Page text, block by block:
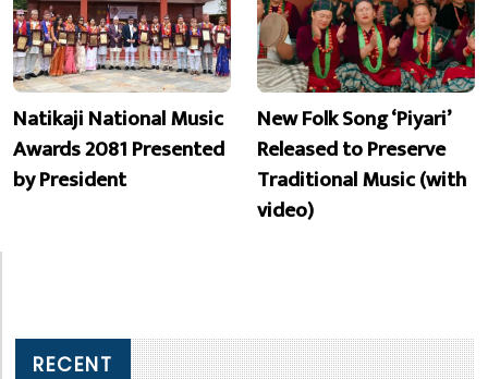
Natikaji National Music
Awards 2081 Presented
by President
New Folk Song ‘Piyari’
Released to Preserve
Traditional Music (with
video)
RECENT